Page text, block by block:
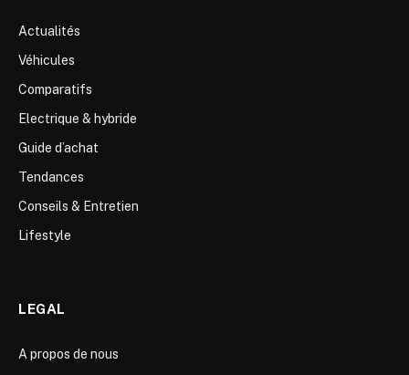
Actualités
Véhicules
Comparatifs
Electrique & hybride
Guide d’achat
Tendances
Conseils & Entretien
Lifestyle
LEGAL
A propos de nous